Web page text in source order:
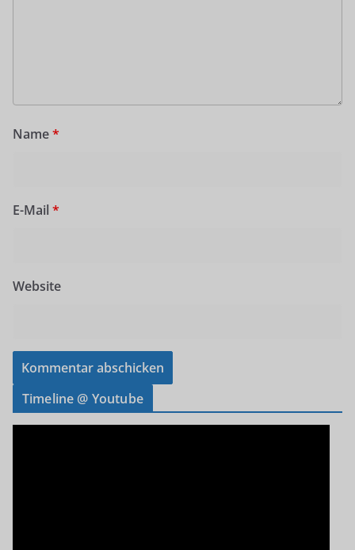
Name*
E-Mail *
Website
Timeline @ Youtube